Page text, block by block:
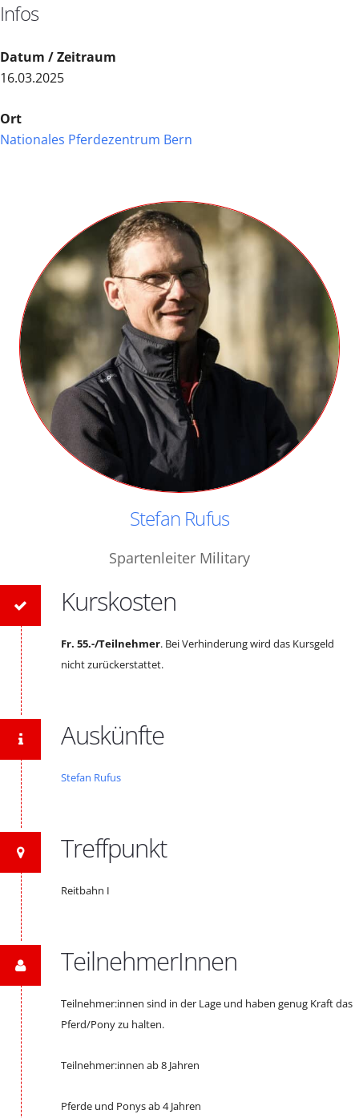
Infos
Datum / Zeitraum
16.03.2025
Ort
Nationales Pferdezentrum Bern
Stefan Rufus
Spartenleiter Military
Kurskosten
Fr. 55.-/Teilnehmer. Bei Verhinderung wird das Kursgeld
nicht zurückerstattet.
Auskünfte
Stefan Rufus
Treffpunkt
Reitbahn I
TeilnehmerInnen
Teilnehmer:innen sind in der Lage und haben genug Kraft das
Pferd/Pony zu halten.
Teilnehmer:innen ab 8 Jahren
Pferde und Ponys ab 4 Jahren